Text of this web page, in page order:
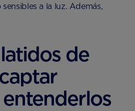
a la luz. Además,
de